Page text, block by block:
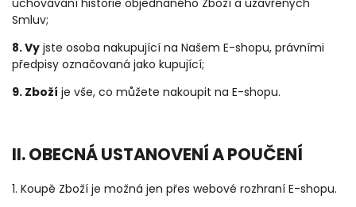
Smluv;
8. Vy jste osoba nakupující na Našem E-shopu, právními
předpisy označovaná jako kupující;
9. Zboží je vše, co můžete nakoupit na E-shopu.
II. OBECNÁ USTANOVENÍ A POUČENÍ
1. Koupě Zboží je možná jen přes webové rozhraní E-shopu.